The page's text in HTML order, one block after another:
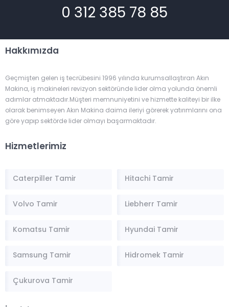
0 312 385 78 85
Hakkımızda
Geçmişten gelen iş tecrübesini 1996 yılında kurumsallaştıran Akın
Makina, iş makineleri revizyon sektöründe lider olma yolunda önemli
adımlar atmaktadır.Müşteri memnuniyetini ve hizmette kaliteyi bir ilke
olarak benimseyen Akın Makina daima ileriyi görerek yatırımlarını ona
göre yapıp sektörde lider olmayı başarmaktadır.
Hizmetlerimiz
Caterpiller Tamir Hitachi Tamir
Volvo Tamir Liebherr Tamir
Komatsu Tamir Hyundai Tamir
Samsung Tamir Hidromek Tamir
Çukurova Tamir